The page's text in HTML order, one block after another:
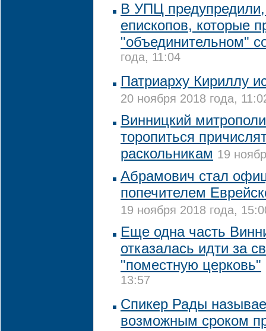
В УПЦ предупредили,
епископов, которые
"объединительном"
года, 11:04
Патриарху Кириллу
20 ноября 2018 года,
Винницкий
торопиться
раскольникам 19
Абрамович стал
попечителем
19 ноября 2018 года,
Еще одна часть
отказалась идти за
"поместную церковь"
13:57
Спикер Рады
возможным сроком